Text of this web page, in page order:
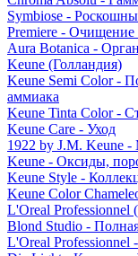
Symbiose -
Premiere - Очищение
Aura Botanica -
Keune (Голландия)
Keune Semi Color -
аммиака
Keune Tinta Color -
Keune Care - Уход
1922 by J.M. Keune
Keune - Оксиды,
Keune Style -
Keune Color
L'Oreal Professionnel
Blond Studio -
L'Oreal Professionnel